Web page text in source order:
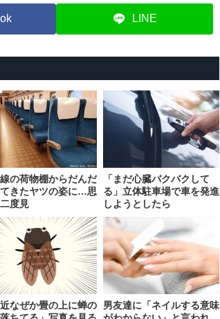
LINE
の荷物棚からだんだ
きたヤツの姿に…思
度見
「まだ心臓バクバクして
る」立体駐車場で車を発進
しようとしたら
近なぜか畳の上に蝉の
男友達に「ネイルする意味